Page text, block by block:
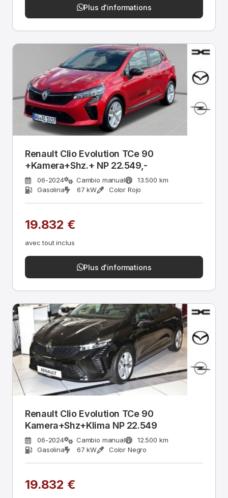
Plus d'informations
Renault Clio Evolution TCe 90
+Kamera+Shz.+ NP 22.549,-
06-2024 Cambio manual
13.500 km
Gasolina
67 kW Color Rojo
19.832 €
avec tout inclus
Plus d'informations
Renault Clio Evolution TCe 90
Kamera+Shz+Klima NP 22.549
06-2024 Cambio manual
12.500 km
Gasolina
67 kW Color Negro
19.832 €